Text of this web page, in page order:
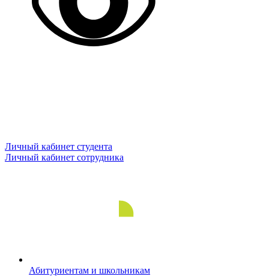
Личный кабинет студента
Личный кабинет сотрудника
Абитуриентам и школьникам